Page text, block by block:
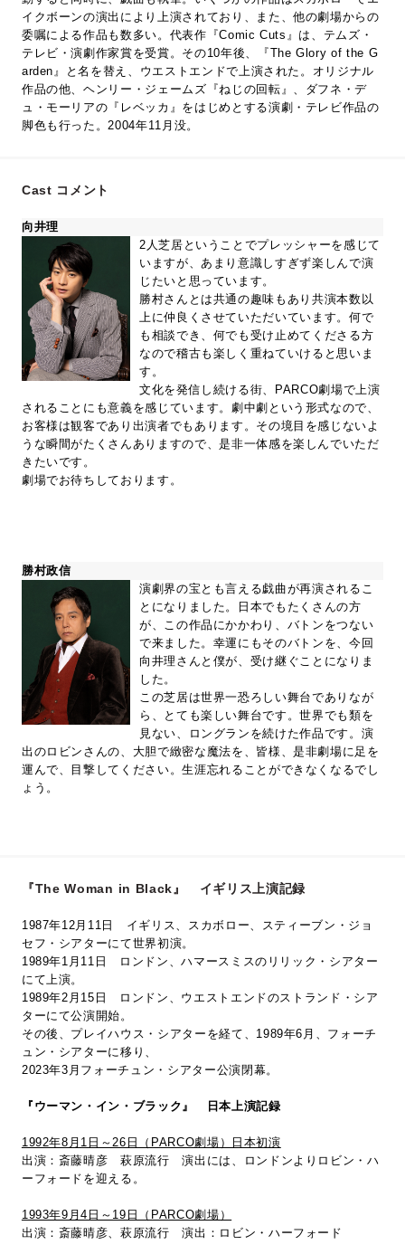
イクボーンの演出により上演されており、また、他の劇場からの
委嘱による作品も数多い。代表作『Comic Cuts』は、テムズ・
テレビ・演劇作家賞を受賞。その10年後、『The Glory of the G
arden』と名を替え、ウエストエンドで上演された。オリジナル
作品の他、ヘンリー・ジェームズ『ねじの回転』、ダフネ・デ
ュ・モーリアの『レベッカ』をはじめとする演劇・テレビ作品の
脚色も行った。2004年11月没。
Cast コメント
向井理
2人芝居ということでプレッシャーを感じて
いますが、あまり意識しすぎず楽しんで演
じたいと思っています。
勝村さんとは共通の趣味もあり共演本数以
上に仲良くさせていただいています。何で
も相談でき、何でも受け止めてくださる方
なので稽古も楽しく重ねていけると思いま
す。
文化を発信し続ける街、PARCO劇場で上演
されることにも意義を感じています。劇中劇という形式なので、
お客様は観客であり出演者でもあります。その境目を感じないよ
うな瞬間がたくさんありますので、是非一体感を楽しんでいただ
きたいです。
劇場でお待ちしております。
勝村政信
演劇界の宝とも言える戯曲が再演されるこ
とになりました。日本でもたくさんの方
が、この作品にかかわり、バトンをつない
で来ました。幸運にもそのバトンを、今回
向井理さんと僕が、受け継ぐことになりま
した。
この芝居は世界一恐ろしい舞台でありなが
ら、とても楽しい舞台です。世界でも類を
見ない、ロングランを続けた作品です。演
出のロビンさんの、大胆で緻密な魔法を、皆様、是非劇場に足を
運んで、目撃してください。生涯忘れることができなくなるでし
ょう。
『The Woman in Black』 イギリス上演記録
1987年12月11日 イギリス、スカボロー、スティーブン・ジョ
セフ・シアターにて世界初演。
1989年1月11日 ロンドン、ハマースミスのリリック・シアター
にて上演。
1989年2月15日 ロンドン、ウエストエンドのストランド・シア
ターにて公演開始。
その後、プレイハウス・シアターを経て、1989年6月、フォーチ
ュン・シアターに移り、
2023年3月フォーチュン・シアター公演閉幕。
『ウーマン・イン・ブラック』 日本上演記録
1992年8月1日～26日（PARCO劇場）日本初演
出演：斎藤晴彦 萩原流行 演出には、ロンドンよりロビン・ハ
ーフォードを迎える。
1993年9月4日～19日（PARCO劇場）
出演：斎藤晴彦、萩原流行 演出：ロビン・ハーフォード